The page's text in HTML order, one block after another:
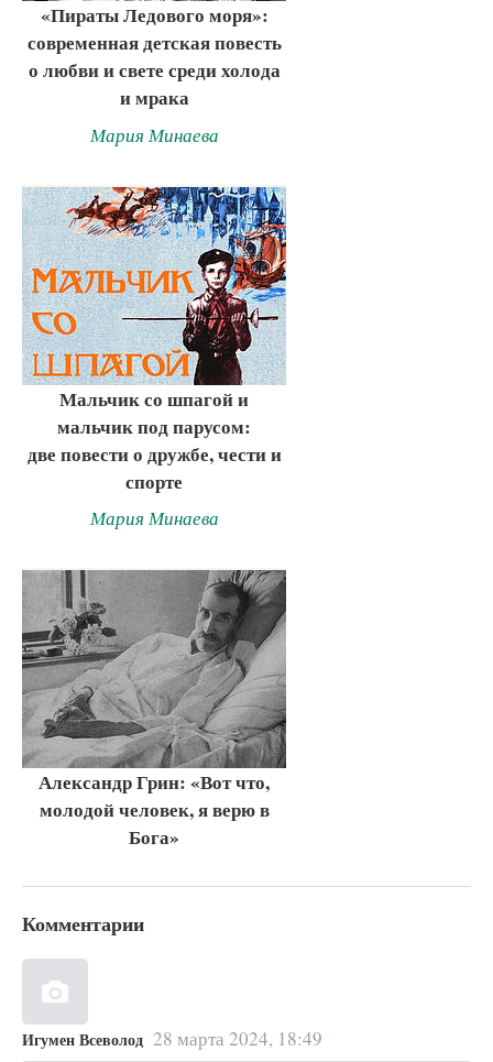
«Пираты Ледового моря»:
современная детская повесть
о любви и свете среди холода
и мрака
Мария Минаева
Мальчик со шпагой и
мальчик под парусом:
две повести о дружбе, чести и
спорте
Мария Минаева
Александр Грин: «Вот что,
молодой человек, я верю в
Бога»
Комментарии
Игумен Всеволод 28 марта 2024, 18:49